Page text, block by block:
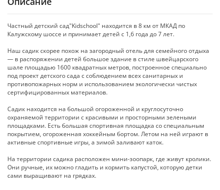
Частный детский сад"Kidschool" находится в 8 км от МКАД по
Калужскому шоссе и принимает детей c 1,6 года до 7 лет.
Наш садик скорее похож на загородный отель для семейного отдыха
— в распоряжении детей большое здание в стиле швейцарского
шале площадью 1600 квадратных метров, построенное специально
под проект детского сада с соблюдением всех санитарных и
противопожарных норм и использованием экологически чистых
сертифицированных материалов.
Садик находится на большой огороженной и круглосуточно
охраняемой территории с красивыми и просторными зелеными
площадками. Есть большая спортивная площадка со специальным
покрытием, огороженная хоккейным бортом. Летом на ней играют в
активные спортивные игры, а зимой заливают каток.
На территории садика расположен мини-зоопарк, где живут кролики.
Они ручные, их можно гладить и кормить капустой, которую детки
сами выращивают на грядках.